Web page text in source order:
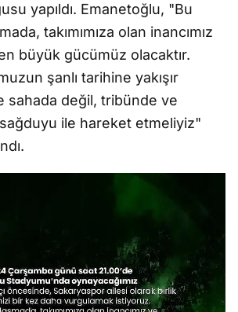
yapıldı. Emanetoğlu, "Bu
takımımıza olan inancımız
büyük gücümüz olacaktır.
şanlı tarihine yakışır
sahada değil, tribünde ve
ile hareket etmeliyiz"